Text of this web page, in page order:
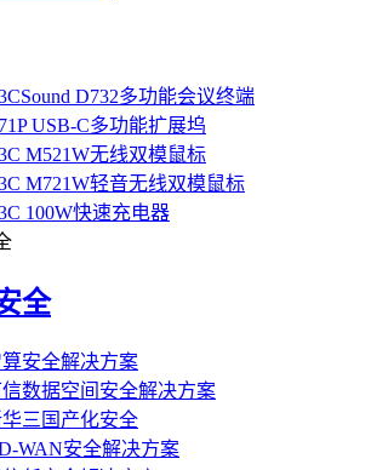
D732多功能会议终端
USB-C多功能扩展坞
M521W无线双模鼠标
M721W轻音无线双模鼠标
100W快速充电器
全
安全解决方案
数据空间安全解决方案
三国产化安全
WAN安全解决方案